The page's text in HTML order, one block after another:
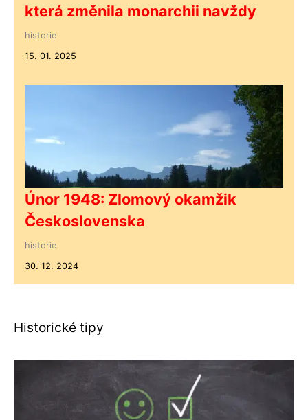
která změnila monarchii navždy
historie
15. 01. 2025
Únor 1948: Zlomový okamžik
Československa
historie
30. 12. 2024
Historické tipy